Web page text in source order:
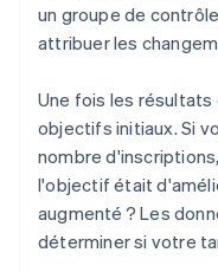
un groupe de
attribuer les
Une fois les
objectifs initiaux. Si
nombre
l'objectif était
augmenté ? Les
déterminer si votre